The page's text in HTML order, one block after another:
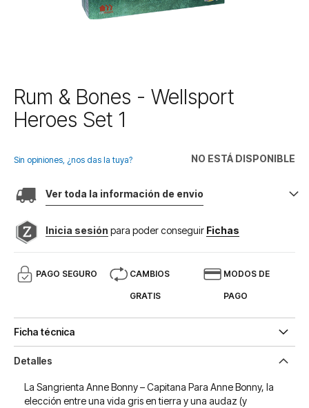
Saltar
al
comienzo
galería
imágenes
Rum & Bones - Wellsport
Heroes Set 1
NO ESTÁ DISPONIBLE
Sin opiniones, ¿nos das la tuya?
Ver toda la información de envio
Inicia sesión para poder conseguir Fichas
PAGO SEGURO CAMBIOS
GRATIS
MODOS DE
PAGO
Ficha técnica
Detalles
La Sangrienta Anne Bonny – Capitana Para Anne Bonny, la
elección entre una vida gris en tierra y una audaz (y